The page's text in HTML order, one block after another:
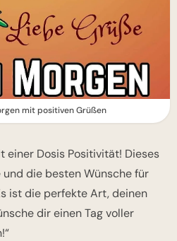
mit positiven Grüßen
einer Dosis Positivität! Dieses
die besten Wünsche für
ist die perfekte Art, deinen
dir einen Tag voller